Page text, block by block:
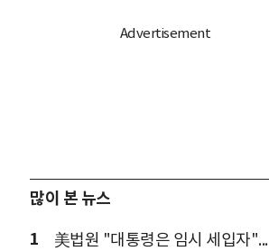
많이 본 뉴스
1
美법원 "대통령은 임시 세입자"...